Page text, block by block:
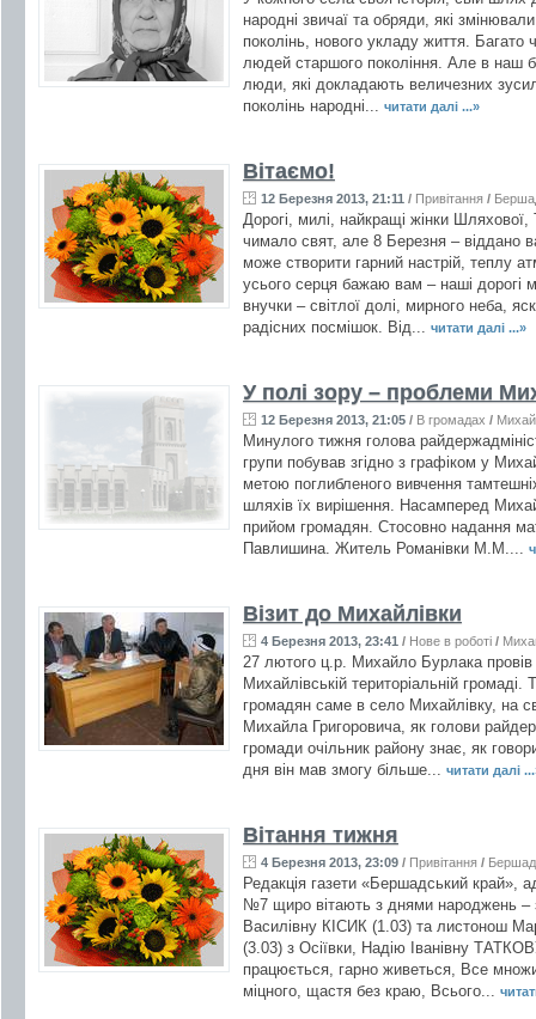
народні звичаї та обряди, які
поколінь, нового укладу життя. Багато
людей старшого покоління. Але в наш
люди, які докладають величезних
поколінь народні... читати далі ...»
Вітаємо!
12 Березня 2013, 21:11 / Привітання /
Дорогі, милі, найкращі жінки Шляхової,
чимало свят, але 8 Березня – віддано
може створити гарний настрій, теплу
усього серця бажаю вам – наші дорогі
внучки – світлої долі, мирного неба,
радісних посмішок. Від... читати далі ...»
У полі зору – проблеми
12 Березня 2013, 21:05 / В громадах /
Минулого тижня голова
групи побував згідно з графіком у
метою поглибленого вивчення
шляхів їх вирішення. Насамперед
прийом громадян. Стосовно надання
Павлишина. Житель Романівки М.М....
Візит до Михайлівки
4 Березня 2013, 23:41 / Нове в роботі /
27 лютого ц.р. Михайло Бурлака
Михайлівській територіальній
громадян саме в село Михайлівку, на
Михайла Григоровича, як голови
громади очільник району знає, як
дня він мав змогу більше... читати далі
Вітання тижня
4 Березня 2013, 23:09 / Привітання /
Редакція газети «Бершадський край»,
№7 щиро вітають з днями народжень
Василівну КІСИК (1.03) та листонош
(3.03) з Осіївки, Надію Іванівну
працюється, гарно живеться, Все
міцного, щастя без краю, Всього...